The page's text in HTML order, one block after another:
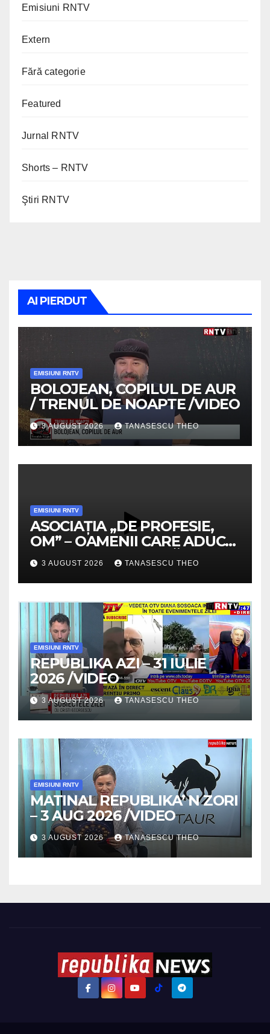
Emisiuni RNTV
Extern
Fără categorie
Featured
Jurnal RNTV
Shorts – RNTV
Ştiri RNTV
AI PIERDUT
EMISIUNI RNTV
BOLOJEAN, COPILUL DE AUR
/ TRENUL DE NOAPTE /VIDEO
3 AUGUST 2026 TANASESCU THEO
EMISIUNI RNTV
ASOCIAȚIA „DE PROFESIE,
OM” – OAMENII CARE ADUC
VALOARE COMUNITĂȚII /
SECRETELE SUCCESULUI
/VIDEO
3 AUGUST 2026 TANASESCU THEO
EMISIUNI RNTV
REPUBLIKA AZI – 31 IULIE
2026 /VIDEO
3 AUGUST 2026 TANASESCU THEO
EMISIUNI RNTV
MATINAL REPUBLIKA’ N ZORI
– 3 AUG 2026 /VIDEO
3 AUGUST 2026 TANASESCU THEO